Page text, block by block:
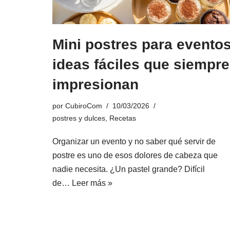
Mini postres para
ideas fáciles que siempre
impresionan
por CubiroCom
10/03/2026
postres y dulces, Recetas
Organizar un evento y no saber qué servir de
postre es uno de esos dolores de cabeza que
nadie necesita. ¿Un pastel grande? Difícil
de… Leer más »